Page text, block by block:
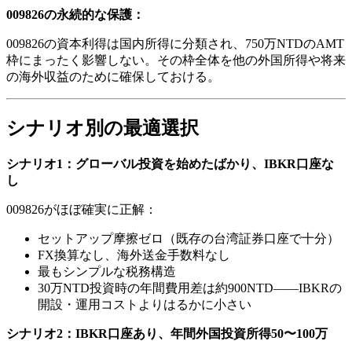
009826の永続的な保護：
009826の資本利得は国内所得に分類され、750万NTDのAMT
枠にまったく影響しない。その枠全体を他の外国所得や将来
の海外収益のために確保しておける。
シナリオ別の最適選択
シナリオ1：グローバル投資を始めたばかり、IBKR口座な
し
009826がほぼ確実に正解：
セットアップ摩擦ゼロ（既存の台湾証券口座で十分）
FX換算なし、海外送金手数料なし
最もシンプルな税務構造
30万NTD投資時の年間費用差は約900NTD——IBKRの
開設・運用コストよりはるかに小さい
シナリオ2：IBKR口座あり、年間外国投資所得50〜100万